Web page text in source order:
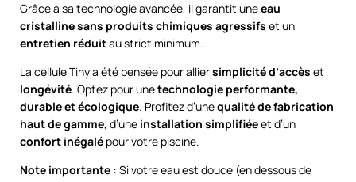
Grâce à sa technologie avancée, il garantit uneeau
cristalline sans produits chimiques agressifs et un
entretien réduitau strict minimum.
La cellule Tiny a été pensée pour alliersimplicité d’accès et
longévité. Optez pour unetechnologie performante,
durable et écologique. Profitez d’unequalité de fabrication
haut de gamme, d’une installation simplifiéeet d’un
confort inégalé pour votre piscine.
Note importante : Si votre eau est douce (en dessous de